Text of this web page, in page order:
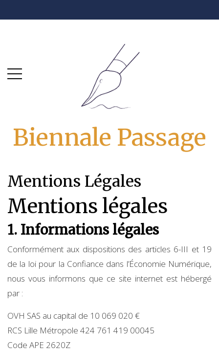
Biennale Passage
Mentions Légales
Mentions légales
1. Informations légales
Conformément aux dispositions des articles 6-III et 19
de la loi pour la Confiance dans l’Économie Numérique,
nous vous informons que ce site internet est hébergé
par :
OVH SAS au capital de 10 069 020 €
RCS Lille Métropole 424 761 419 00045
Code APE 2620Z